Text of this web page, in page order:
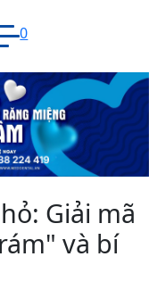
0
Giải mã
và bí